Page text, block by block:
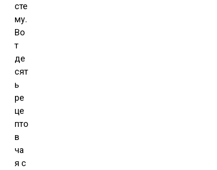
сте
му.
Во
т
де
сят
ь
ре
це
пто
в
ча
я с